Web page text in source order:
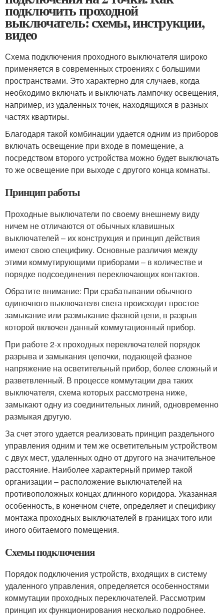
подключить проходной
выключатель: схемы, инструкции,
видео
Схема подключения проходного выключателя широко
применяется в современных строениях с большими
пространствами. Это характерно для случаев, когда
необходимо включать и выключать лампочку освещения,
например, из удаленных точек, находящихся в разных
частях квартиры.
Благодаря такой комбинации удается одним из приборов
включать освещение при входе в помещение, а
посредством второго устройства можно будет выключать
то же освещение при выходе с другого конца комнаты.
Принцип работы
Проходные выключатели по своему внешнему виду
ничем не отличаются от обычных клавишных
выключателей – их конструкция и принцип действия
имеют свою специфику. Основные различия между
этими коммутирующими приборами – в количестве и
порядке подсоединения переключающих контактов.
Обратите внимание: При срабатывании обычного
одиночного выключателя света происходит простое
замыкание или размыкание фазной цепи, в разрыв
которой включен данный коммутационный прибор.
При работе 2-х проходных переключателей порядок
разрыва и замыкания цепочки, подающей фазное
напряжение на осветительный прибор, более сложный и
разветвленный. В процессе коммутации два таких
выключателя, схема которых рассмотрена ниже,
замыкают одну из соединительных линий, одновременно
размыкая другую.
За счет этого удается реализовать принцип раздельного
управления одним и тем же осветительным устройством
с двух мест, удаленных одно от другого на значительное
расстояние. Наиболее характерный пример такой
организации – расположение выключателей на
противоположных концах длинного коридора. Указанная
особенность, в конечном счете, определяет и специфику
монтажа проходных выключателей в границах того или
иного обитаемого помещения.
Схемы подключения
Порядок подключения устройств, входящих в систему
удаленного управления, определяется особенностями
коммутации проходных переключателей. Рассмотрим
принцип их функционирования несколько подробнее.